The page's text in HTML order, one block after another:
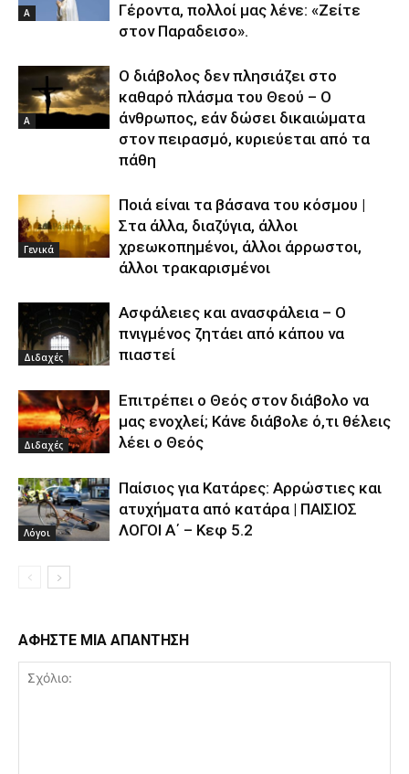
Α
Γέροντα, πoλλοί μας λένε: «Ζείτε
στον Παραδεισο».
Α
Ο διάβολος δεν πλησιάζει στο
καθαρό πλάσμα του Θεού – Ο
άνθρωπος, εάν δώσει δικαιώματα
στον πειρασμό, κυριεύεται από τα
πάθη
Γενικά
Ποιά είναι τα βάσανα του κόσμου |
Στα άλλα, διαζύγια, άλλοι
χρεωκοπημένοι, άλλοι άρρωστοι,
άλλοι τρακαρισμένοι
Διδαχές
Ασφάλειες και ανασφάλεια – Ο
πνιγμένος ζητάει από κάπου να
πιαστεί
Διδαχές
Επιτρέπει ο Θεός στον διάβολο να
μας ενοχλεί; Κάνε διάβολε ό,τι θέλεις
λέει ο Θεός
Λόγοι
Παίσιος για Κατάρες: Αρρώστιες και
ατυχήματα από κατάρα | ΠΑΙΣΙΟΣ
ΛΟΓΟΙ Α΄ – Κεφ 5.2
ΑΦΗΣΤΕ ΜΙΑ ΑΠΑΝΤΗΣΗ